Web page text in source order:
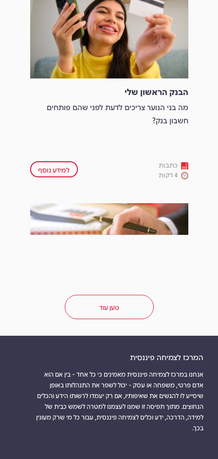
הבנק הראשון שלי
מה בני הנוער צריכים לדעת לפני שהם פותחים
חשבון בנק?
כתבות
4 דקות
למידע נוסף
איך חוסכים בעמלות
סרטונים
3 דקות
למידע נוסף
טען עוד
המרכז לצמיחה פיננסית
אנחנו במרכז לצמיחה פיננסית מאמינים כי כל אחד - בין אם הוא
אדם פרטי, משפחה או עסק - יכול לשפר את התנהלותו באופן
שיסייע לו להגשים את שאיפותיו, אם רק יעמדו לרשותו הידע והכלים
הנחוצים. מתוך תפיסה זו שמנו לעצמנו למטרה לשמש כבית של
למידה, הדרכה, ידע וכלים לצמיחה פיננסית, עבור כל מי שרק מעונין
בכך.